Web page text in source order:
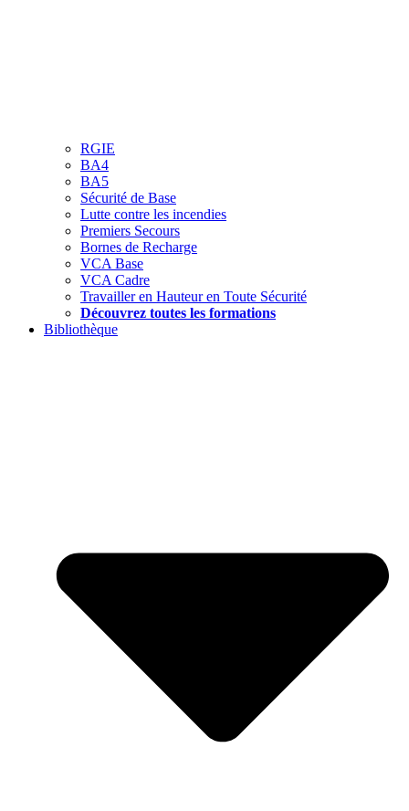
RGIE
BA4
BA5
Sécurité de Base
Lutte contre les incendies
Premiers Secours
Bornes de Recharge
VCA Base
VCA Cadre
Travailler en Hauteur en Toute Sécurité
Découvrez toutes les formations
Bibliothèque